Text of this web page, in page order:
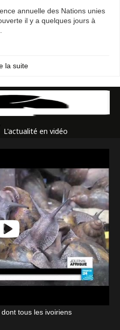
annuelle des Nations unies
il y a quelques jours à
la suite
L'actualité en vidéo
tous les ivoiriens